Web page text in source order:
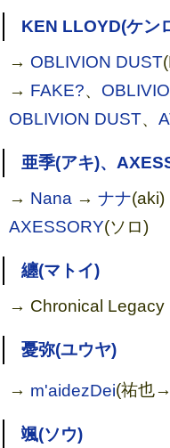
KEN LLOYD(ケン
→ OBLIVION DUST
→ FAKE?、
OBLIVION DUST、
亜季(アキ)、
→ Nana →ナナ
AXESSORY(ソロ)
纏(マトイ)
→ Chronical Legacy
憂弥(ユウヤ)
→ m'aidezDei(祐也
颯(ソウ)